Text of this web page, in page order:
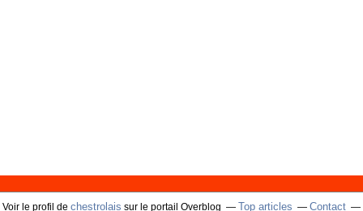
Voir le profil de chestrolais sur le portail Overblog Top articles Contact